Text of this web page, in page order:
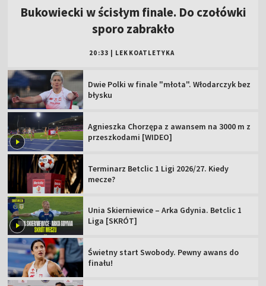
Bukowiecki w ścisłym finale. Do czołówki
sporo zabrakło
20:33 LEKKOATLETYKA
Dwie Polki w finale "młota". Włodarczyk bez
błysku
Agnieszka Chorzępa z awansem na 3000 m z
przeszkodami [WIDEO]
Terminarz Betclic 1 Ligi 2026/27. Kiedy
mecze?
Unia Skierniewice – Arka Gdynia. Betclic 1
Liga [SKRÓT]
Świetny start Swobody. Pewny awans do
finału!